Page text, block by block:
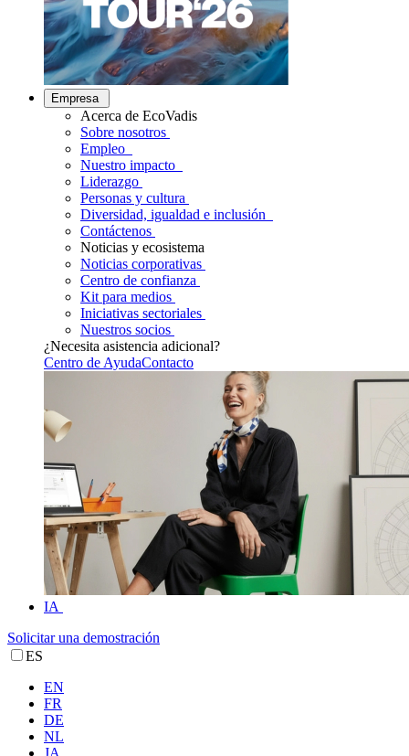
Empresa
Acerca de EcoVadis
Sobre nosotros
Empleo
Nuestro impacto
Liderazgo
Personas y cultura
Diversidad, igualdad e inclusión
Contáctenos
Noticias y ecosistema
Noticias corporativas
Centro de confianza
Kit para medios
Iniciativas sectoriales
Nuestros socios
¿Necesita asistencia adicional?
Centro de AyudaContacto
IA
Solicitar una demostración
ES
EN
FR
DE
NL
JA